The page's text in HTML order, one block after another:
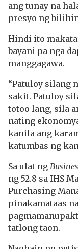
ang tunay na
presyo ng
Hindi ito
bayani pa nga
manggagawa.
“Patuloy silang
sakit. Patuloy
totoo lang, sila
nating
kanila ang
katumbas ng
Sa ulat ng
ng 52.8 sa IHS
Purchasing
pinakamataas
tatlong taon.